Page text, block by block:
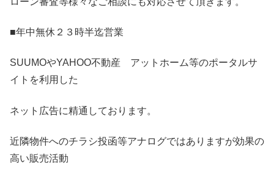
■年中無休２３時半迄営業
SUUMOやYAHOO不動産 アットホーム等のポータルサ
イトを利用した
ネット広告に精通しております。
近隣物件へのチラシ投函等アナログではありますが効果の
高い販売活動